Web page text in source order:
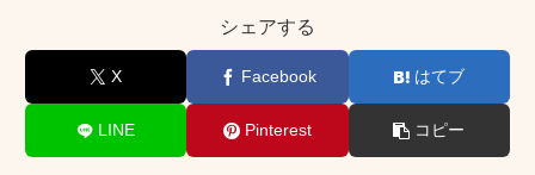
シェアする
X Facebook はてブ
LINE Pinterest コピー